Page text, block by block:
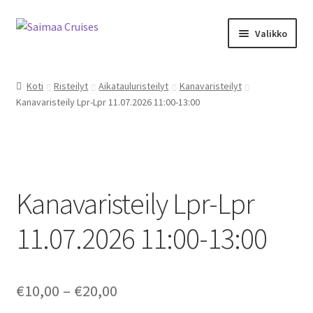
Skip
Skip
Valikko
M/S Saimaa Margareta
Risteilyinfo
Tilausristeilyt M/S Saimaa Margareta
Tilausristeilyt Sister Amanda
Koti Risteilyt Aikatauluristeilyt
Kanavaristeilyt
Kanavaristeily Lpr-Lpr 11.07.2026 11:00-13:00
Kanavaristeily Lpr-Lpr
11.07.2026 11:00-13:00
€10,00 – €20,00Price